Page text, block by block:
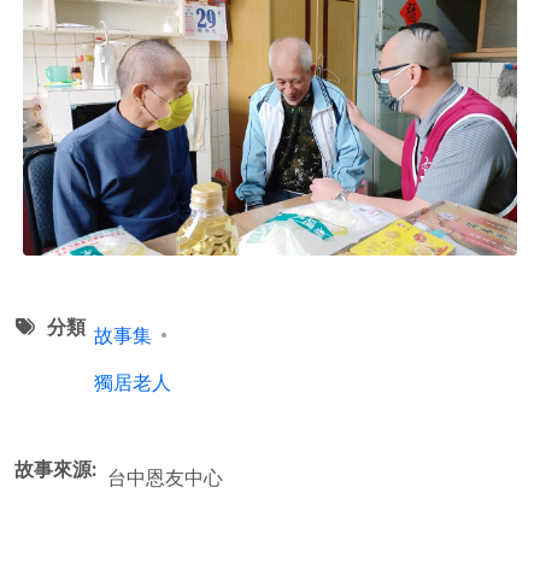
分類 故事集
獨居老人
故事來源 台中恩友中心